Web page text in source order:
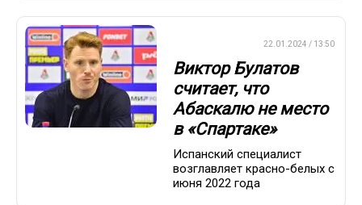
22.01.2024 / 13:50
Виктор Булатов
считает, что
Абаскалю не место
в «Спартаке»
Испанский специалист
возглавляет красно-белых с
июня 2022 года